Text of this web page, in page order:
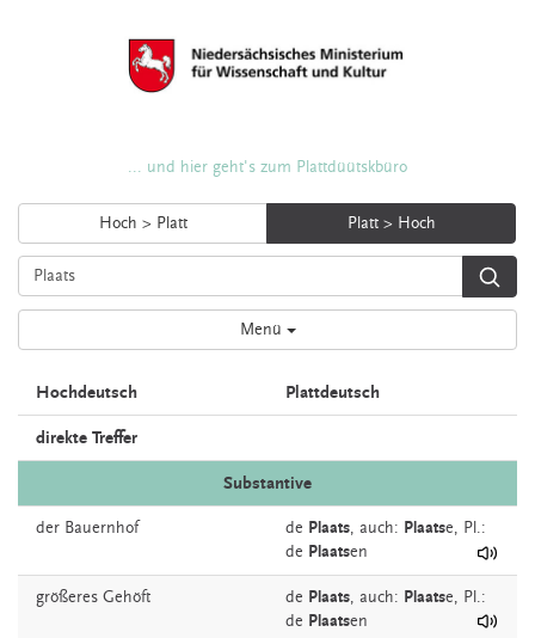
... und hier geht's zum Plattdüütskbüro
Hoch > Platt Platt > Hoch
Menü
Hochdeutsch Plattdeutsch
direkte Treffer
Substantive
der Bauernhof de Plaats, auch: Plaatse, Pl.:
de Plaatsen
größeres Gehöft de Plaats, auch: Plaatse, Pl.:
de Plaatsen